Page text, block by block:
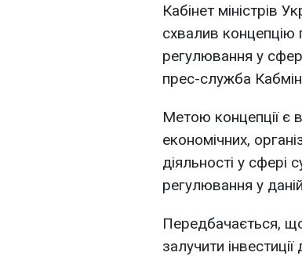
Кабінет міністрів
схвалив концепцію
регулювання у
прес-служба
Метою концепції є
економічних,
діяльності у сфері
регулювання у
Передбачається,
залучити інвестиції